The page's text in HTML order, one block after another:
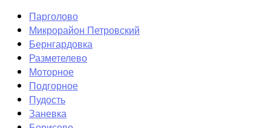
Парголово
Микрорайон Петровский
Бернгардовка
Разметелево
Моторное
Подгорное
Пудость
Заневка